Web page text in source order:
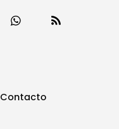
Contacto